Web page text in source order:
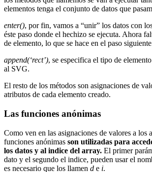
elementos tenga el conjunto de datos que
enter(), por fin, vamos a “unir” los datos con
éste paso donde el hechizo se ejecuta. Ahora
de elemento, lo que se hace en el paso
append(‘rect’), se especifica el tipo de
al SVG.
El resto de los métodos son asignaciones de
atributos de cada elemento creado.
Las funciones anónimas
Como ven en las asignaciones de valores a los
funciones anónimas son utilizadas para
los datos y al indice del array. El primer
dato y el segundo el indice, pueden usar el
es necesario que los llamen d e i.